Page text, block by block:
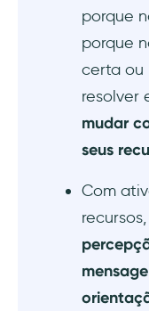
A
1) Tooltips
contextuais
2)
3) Guias
4)
5)
porque
porque
certa ou
resolver
mudar
seus
Com